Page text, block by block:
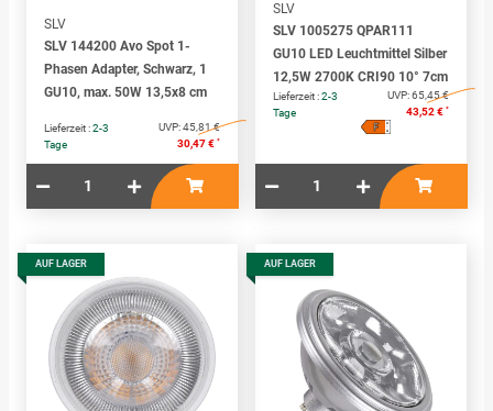
SLV
SLV 144200 Avo Spot 1-
Phasen Adapter, Schwarz, 1
GU10, max. 50W 13,5x8 cm
Lieferzeit :2-3
Tage
UVP:45,81 €
30,47 € *
SLV
SLV 1005275 QPAR111
GU10 LED Leuchtmittel Silber
12,5W 2700K CRI90 10° 7cm
Lieferzeit :2-3
Tage
UVP:65,45 €
43,52 € *
A
↑
G
F
AUF LAGER AUF LAGER